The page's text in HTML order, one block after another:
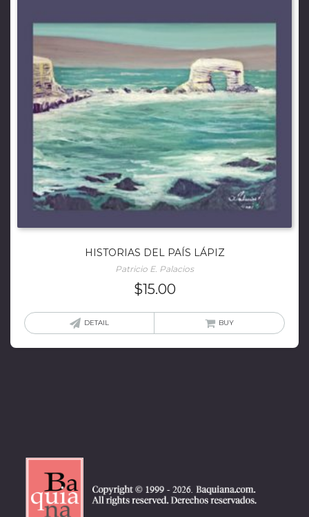
HISTORIAS DEL PAÍS LÁPIZ
Patricio E. Palacios
$15.00
DETAIL BUY